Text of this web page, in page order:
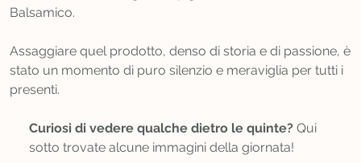
Balsamico.
Assaggiare quel prodotto, denso di storia e di passione, è
stato un momento di puro silenzio e meraviglia per tutti i
presenti.
Curiosi di vedere qualche dietro le quinte? Qui
sotto trovate alcune immagini della giornata!